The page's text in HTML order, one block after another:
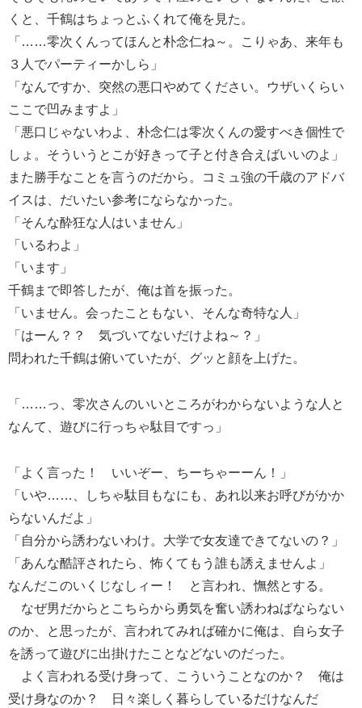
くと、千鶴はちょっとふくれて俺を見た。
「……零次くんってほんと朴念仁ね～。こりゃあ、来年も
３人でパーティーかしら」
「なんですか、突然の悪口やめてください。ウザいくらい
ここで凹みますよ」
「悪口じゃないわよ、朴念仁は零次くんの愛すべき個性で
しょ。そういうとこが好きって子と付き合えばいいのよ」
また勝手なことを言うのだから。コミュ強の千歳のアドバ
イスは、だいたい参考にならなかった。
「そんな酔狂な人はいません」
「いるわよ」
「います」
千鶴まで即答したが、俺は首を振った。
「いません。会ったこともない、そんな奇特な人」
「はーん？？ 気づいてないだけよね～？」
問われた千鶴は俯いていたが、グッと顔を上げた。
「……っ、零次さんのいいところがわからないような人と
なんて、遊びに行っちゃ駄目ですっ」
「よく言った！ いいぞー、ちーちゃーーん！」
「いや……、しちゃ駄目もなにも、あれ以来お呼びがかか
らないんだよ」
「自分から誘わないわけ。大学で女友達できてないの？」
「あんな酷評されたら、怖くてもう誰も誘えませんよ」
なんだこのいくじなしィー！ と言われ、憮然とする。
なぜ男だからとこちらから勇気を奮い誘わねばならない
のか、と思ったが、言われてみれば確かに俺は、自ら女子
を誘って遊びに出掛けたことなどないのだった。
よく言われる受け身って、こういうことなのか？ 俺は
受け身なのか？ 日々楽しく暮らしているだけなんだ